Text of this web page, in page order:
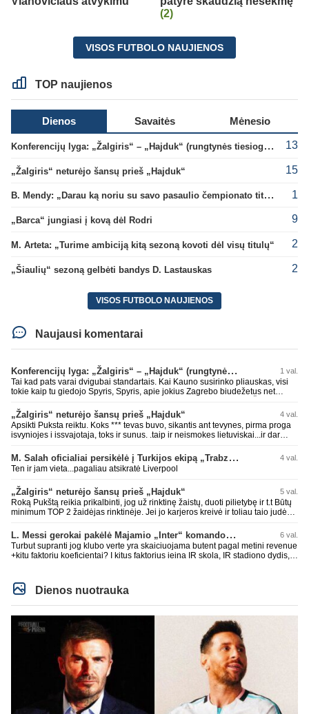
(2)
VISOS FUTBOLO NAUJIENOS
TOP naujienos
Dienos Savaitės Mėnesio
Konferencijų lyga: „Žalgiris“ – „Hajduk“ (rungtynės tiesiogiai) 13
„Žalgiris“ neturėjo šansų prieš „Hajduk“ 15
B. Mendy: „Darau ką noriu su savo pasaulio čempionato titulu“ 1
„Barca“ jungiasi į kovą dėl Rodri 9
M. Arteta: „Turime ambiciją kitą sezoną kovoti dėl visų titulų“ 2
„Šiaulių“ sezoną gelbėti bandys D. Lastauskas 2
VISOS FUTBOLO NAUJIENOS
Naujausi komentarai
Konferencijų lyga: „Žalgiris“ – „Hajduk“ (rungtynės tiesiogiai) 1 val.
Tai kad pats varai dvigubai standartais. Kai Kauno susirinko pliauskas, visi
tokie kaip tu giedojo Spyris, Spyris, apie jokius Zagrebo biudežetus net
daug didesnis. Tfu ant tokių.
„Žalgiris“ neturėjo šansų prieš „Hajduk“ 4 val.
Apsikti Puksta reiktu. Koks *** tevas buvo, sikantis ant tevynes, pirma proga
isvyniojes i issvajotaja, toks ir sunus. .taip ir neismokes lietuviskai...ir dar
laurynas ikalbins
M. Salah oficialiai persikėlė į Turkijos ekipą „Trabzonspor“ 4 val.
Ten ir jam vieta...pagaliau atsikratė Liverpool
„Žalgiris“ neturėjo šansų prieš „Hajduk“ 5 val.
Roką Pukštą reikia prikalbinti, jog už rinktinę žaistų, duoti pilietybę ir t.t Būtų
minimum TOP 2 žaidėjas rinktinėje. Jei jo karjeros kreivė ir toliau taio judės,
L. Messi gerokai pakėlė Majamio „Inter“ komandos vertę 6 val.
Turbut supranti jog klubo verte yra skaiciuojama butent pagal metini revenue
+kitu faktoriu koeficientai? I kitus faktorius ieina IR skola, IR stadiono dydis,
milzinisko klubo vertes suoli siemet. Be to, tie 200 pamineti cia yra visiskai
on-point, jeigu jau musu mylimas D. prasneko apie klubo vertes kelima, arba
CR atveju - numusima.
Dienos nuotrauka